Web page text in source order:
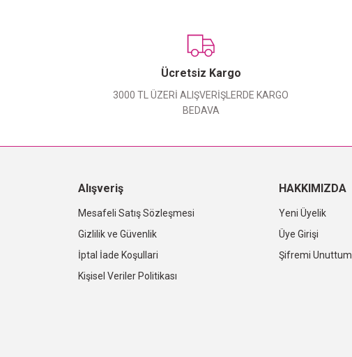
Ücretsiz Kargo
3000 TL ÜZERİ ALIŞVERİŞLERDE KARGO
BEDAVA
Alışveriş
Mesafeli Satış Sözleşmesi
Gizlilik ve Güvenlik
İptal İade Koşullari
Kişisel Veriler Politikası
HAKKIMIZDA
Yeni Üyelik
Üye Girişi
Şifremi Unuttum